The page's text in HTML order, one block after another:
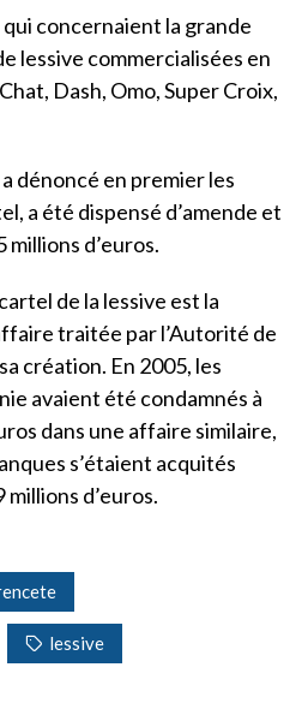
concernaient la grande
lessive commercialisées en
Dash, Omo, Super Croix,
dénoncé en premier les
a été dispensé d’amende et
millions d’euros.
de la lessive est la
traitée par l’Autorité de
création. En 2005, les
avaient été condamnés à
dans une affaire similaire,
s’étaient acquités
millions d’euros.
lessive